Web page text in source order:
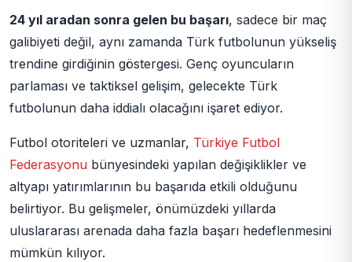
24 yıl aradan sonra gelen bu başarı, sadece bir maç
galibiyeti değil, aynı zamanda Türk futbolunun yükseliş
trendine girdiğinin göstergesi. Genç oyuncuların
parlaması ve taktiksel gelişim, gelecekte Türk
futbolunun daha iddialı olacağını işaret ediyor.
Futbol otoriteleri ve uzmanlar, Türkiye Futbol
Federasyonu bünyesindeki yapılan değişiklikler ve
altyapı yatırımlarının bu başarıda etkili olduğunu
belirtiyor. Bu gelişmeler, önümüzdeki yıllarda
uluslararası arenada daha fazla başarı hedeflenmesini
mümkün kılıyor.